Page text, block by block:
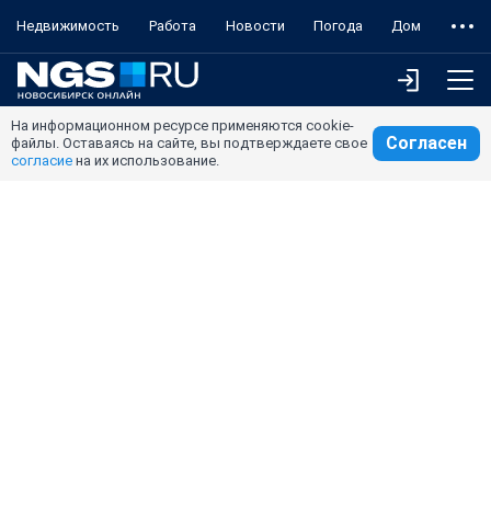
Недвижимость Работа Новости Погода Дом
На информационном ресурсе применяются cookie-
файлы. Оставаясь на сайте, вы подтверждаете свое
согласие на их использование.
Согласен